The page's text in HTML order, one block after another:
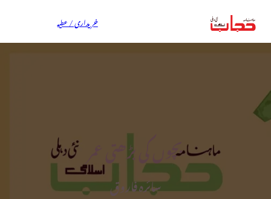
خریداری / عطیہ
بچوں کی بڑھتی عمر
سائرہ فاروق